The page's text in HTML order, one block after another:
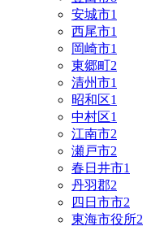
安城市1
西尾市1
岡崎市1
東郷町2
清州市1
昭和区1
中村区1
江南市2
瀬戸市2
春日井市1
丹羽郡2
四日市市2
東海市役所2